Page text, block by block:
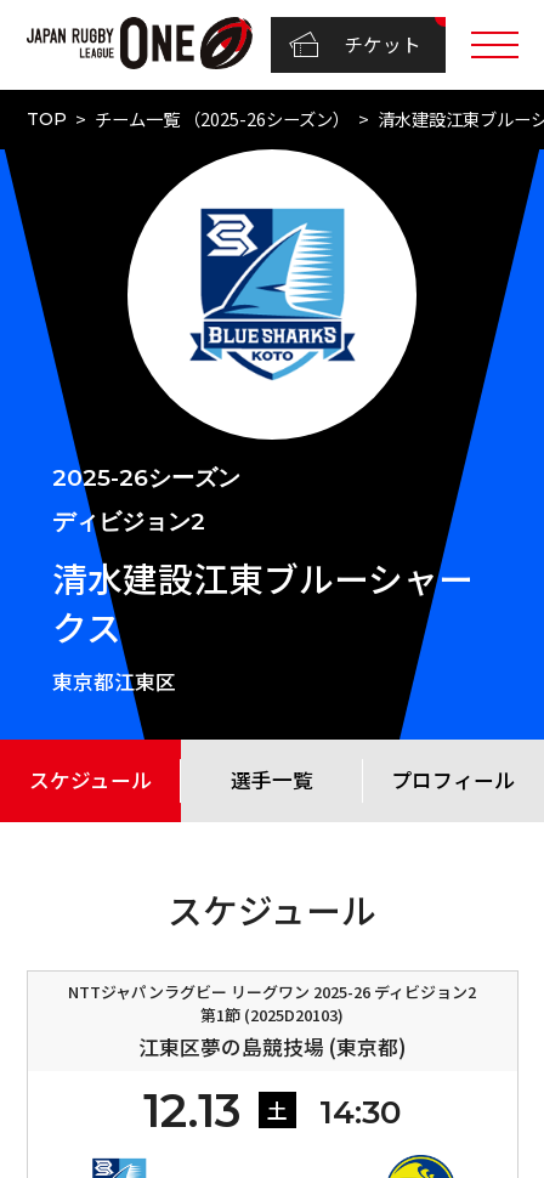
チケット
TOP チーム一覧 （2025-26シーズン） 清水建設江東ブルー
2025-26シーズン
ディビジョン2
清水建設江東ブルーシャー
クス
東京都江東区
スケジュール 選手一覧 プロフィール
スケジュール
NTTジャパンラグビー リーグワン 2025-26 ディビジョン2
第1節 (2025D20103)
江東区夢の島競技場 (東京都)
12.13 土 14:30